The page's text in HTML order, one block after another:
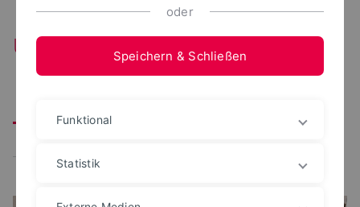
Unterstützung/Support
oder
Speichern & Schließen
Funktional
Statistik